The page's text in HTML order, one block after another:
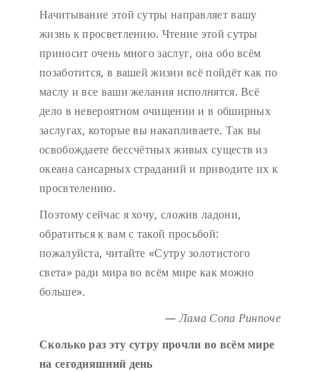
Начитывание этой сутры направляет вашу
жизнь к просветлению. Чтение этой сутры
приносит очень много заслуг, она обо всём
позаботится, в вашей жизни всё пойдёт как по
маслу и все ваши желания исполнятся. Всё
дело в невероятном очищении и в обширных
заслугах, которые вы накапливаете. Так вы
освобождаете бессчётных живых существ из
океана сансарных страданий и приводите их к
просвтелению.
Поэтому сейчас я хочу, сложив ладони,
обратиться к вам с такой просьбой:
пожалуйста, читайте «Сутру золотистого
света» ради мира во всём мире как можно
больше».
— Лама Сопа Ринпоче
Сколько раз эту сутру прочли во всём мире
на сегодняшний день